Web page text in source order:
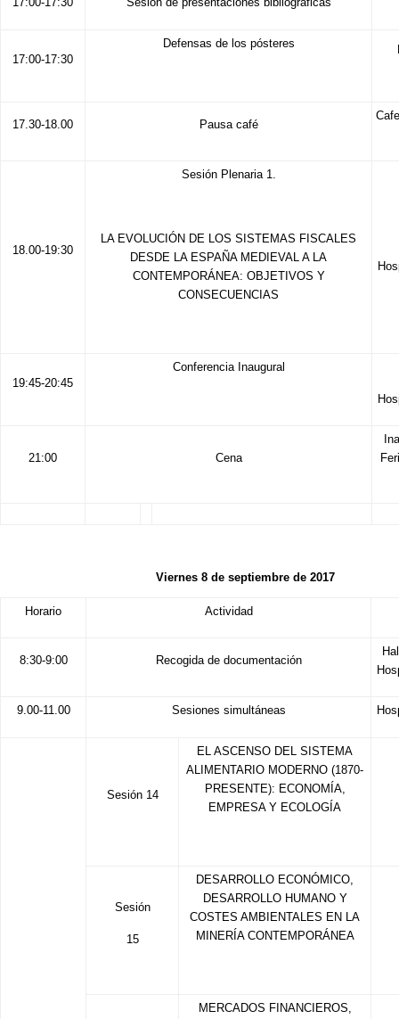
17:00-17:30
Defensas de los pósteres
17.30-18.00 Pausa café
18.00-19:30
Sesión Plenaria 1.
LA EVOLUCIÓN DE LOS SISTEMAS FISCALES
DESDE LA ESPAÑA MEDIEVAL A LA
CONTEMPORÁNEA: OBJETIVOS Y
CONSECUENCIAS
19:45-20:45
Conferencia Inaugural
21:00 Cena
Viernes 8 de septiembre de 2017
Horario Actividad
8:30-9:00 Recogida de documentación
9.00-11.00 Sesiones simultáneas
Sesión 14
EL ASCENSO DEL SISTEMA
ALIMENTARIO MODERNO (1870-
PRESENTE): ECONOMÍA,
EMPRESA Y ECOLOGÍA
Sesión
15
DESARROLLO ECONÓMICO,
DESARROLLO HUMANO Y
COSTES AMBIENTALES EN LA
MINERÍA CONTEMPORÁNEA
MERCADOS FINANCIEROS,